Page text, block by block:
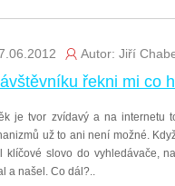
Autor: Jiří
řekni mi co
je tvor zvídavý a na internetu
už to ani není možné.
klíčové slovo do vyhledávače,
a našel. Co dál?..